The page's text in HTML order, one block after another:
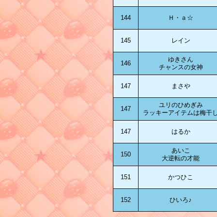
144 Ｈ・ａ☆
145 レイン
146
ゆきさん
チャンスの女神
147 まさや
147
ユリのひめぎみ
ラッキーアイテムは梅干
147 はるか
150
あいこ
大逆転の才能
151 かつひこ
152 ひいろ♪